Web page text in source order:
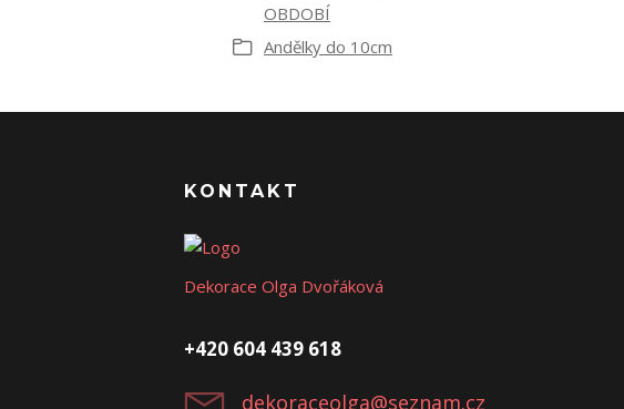
OBDOBÍ
Andělky do 10cm
KONTAKT
Dekorace Olga Dvořáková
+420 604 439 618
dekoraceolga@seznam.cz